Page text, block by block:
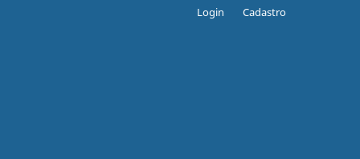
Login Cadastro